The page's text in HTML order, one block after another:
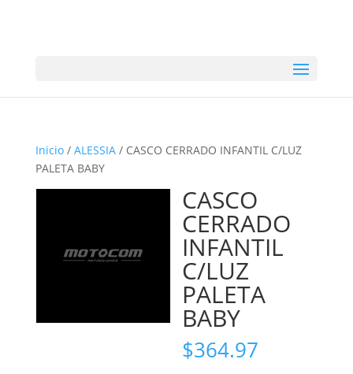
Inicio/ ALESSIA/ CASCO CERRADO INFANTIL C/LUZ
PALETA BABY
CASCO
CERRADO
INFANTIL
C/LUZ
PALETA
BABY
$364.97